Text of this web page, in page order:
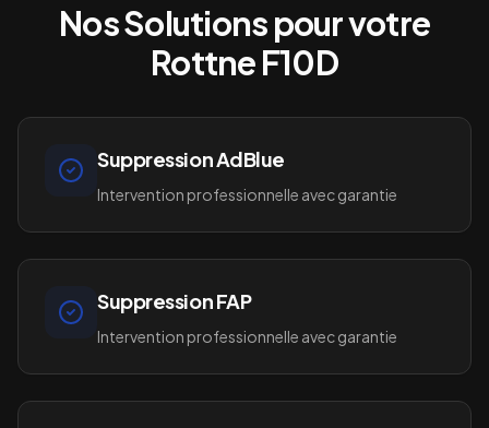
Nos Solutions pour votre
Rottne F10D
Suppression AdBlue
Intervention professionnelle avec garantie
Suppression FAP
Intervention professionnelle avec garantie